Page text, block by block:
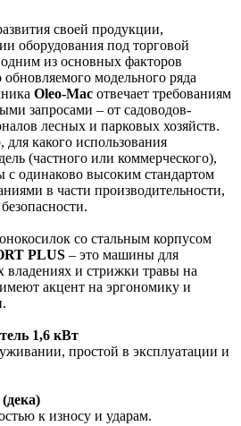
своей продукции,
оборудования под торговой
одним из основных факторов
модельного ряда
Oleo-Mac отвечает требованиям
запросами – от садоводов-
лесных и парковых хозяйств.
какого использования
(частного или коммерческого),
одинаково высоким стандартом
в части производительности,
со стальным корпусом
PLUS – это машины для
владениях и стрижки травы на
акцент на эргономику и
1,6 кВт
простой в эксплуатации и
к износу и ударам.